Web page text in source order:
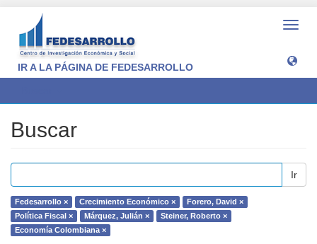
IR A LA PÁGINA DE FEDESARROLLO
Buscar
Ir
Fedesarrollo × Crecimiento Económico ×
Forero, David ×
Política Fiscal ×
Márquez, Julián ×
Steiner, Roberto ×
Economía Colombiana ×